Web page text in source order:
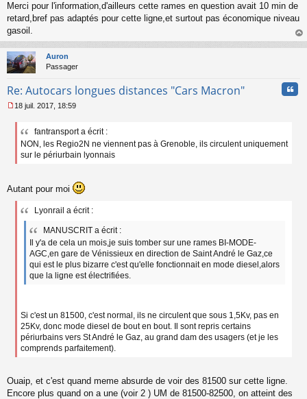
Merci pour l'information,d'ailleurs cette rames en question avait 10 min de
retard,bref pas adaptés pour cette ligne,et surtout pas économique niveau
gasoil.
au
Auron
Passager
Re: Autocars longues distances "Cars Macron"
e
g
18 juil. 2017, 18:59
fantransport a écrit :
NON, les Regio2N ne viennent pas à Grenoble, ils circulent uniquement
sur le périurbain lyonnais
Autant pour moi
Lyonrail a écrit :
MANUSCRIT a écrit :
Il y'a de cela un mois,je suis tomber sur une rames BI-MODE-
AGC,en gare de Vénissieux en direction de Saint André le Gaz,ce
qui est le plus bizarre c'est qu'elle fonctionnait en mode diesel,alors
que la ligne est électrifiées.
Si c'est un 81500, c'est normal, ils ne circulent que sous 1,5Kv, pas en
25Kv, donc mode diesel de bout en bout. Il sont repris certains
périurbains vers St André le Gaz, au grand dam des usagers (et je les
comprends parfaitement).
Ouaip, et c'est quand meme absurde de voir des 81500 sur cette ligne.
Encore plus quand on a une (voir 2 ) UM de 81500-82500, on atteint des